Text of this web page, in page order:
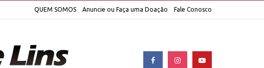
QUEM SOMOS Anuncie ou Faça uma Doação Fale Conosco